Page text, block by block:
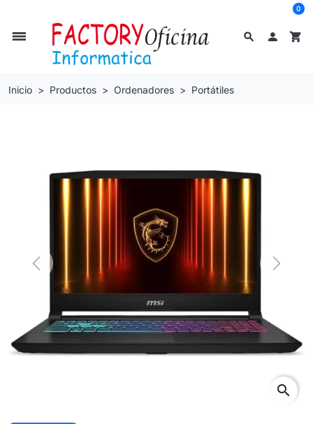
search
dehaze  shopping_cart
0
Inicio Productos Ordenadores Portátiles
Previous Next
search